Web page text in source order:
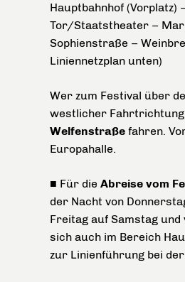
Hauptbahnhof
Tor/Staatstheater –
Sophienstraße –
Liniennetzplan unten)
Wer zum Festival über
westlicher
Welfenstraße fahren.
Europahalle.
■ Für die Abreise vom
der Nacht von
Freitag auf Samstag
sich auch im Bereich
zur Linienführung bei